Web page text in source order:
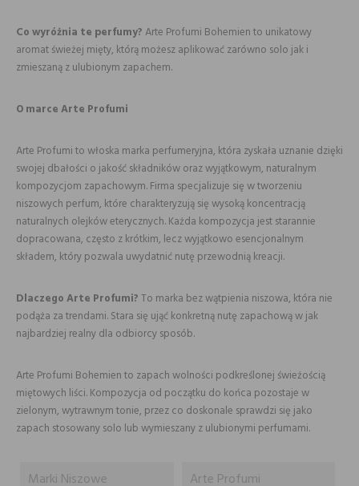
Co wyróżnia te perfumy?Arte Profumi Bohemien to unikatowy
aromat świeżej mięty, którą możesz aplikować zarówno solo jak i
zmieszaną z ulubionym zapachem.
O marce Arte Profumi
Arte Profumi to włoska marka perfumeryjna, która zyskała uznanie dzięki
swojej dbałości o jakość składników oraz wyjątkowym, naturalnym
kompozycjom zapachowym. Firma specjalizuje się w tworzeniu
niszowych perfum, które charakteryzują się wysoką koncentracją
naturalnych olejków eterycznych. Każda kompozycja jest starannie
dopracowana, często z krótkim, lecz wyjątkowo esencjonalnym
składem, który pozwala uwydatnić nutę przewodnią kreacji.
Dlaczego Arte Profumi?To marka bez wątpienia niszowa, która nie
podąża za trendami. Stara się ująć konkretną nutę zapachową w jak
najbardziej realny dla odbiorcy sposób.
Arte Profumi Bohemien to zapach wolności podkreślonej świeżością
miętowych liści. Kompozycja od początku do końca pozostaje w
zielonym, wytrawnym tonie, przez co doskonale sprawdzi się jako
zapach stosowany solo lub wymieszany z ulubionymi perfumami.
Marki Niszowe
Arte Profumi